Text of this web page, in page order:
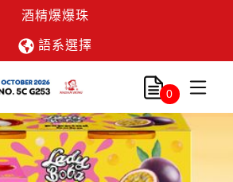
酒精爆爆珠
語系選擇
0